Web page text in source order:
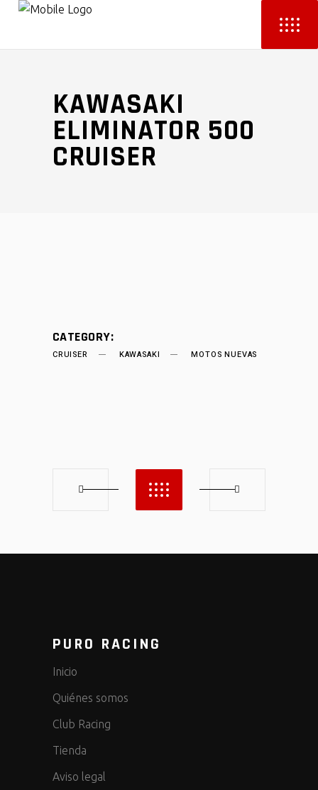
KAWASAKI
ELIMINATOR 500
CRUISER
CATEGORY:
CRUISER KAWASAKI MOTOS NUEVAS
PURO RACING
Inicio
Quiénes somos
Club Racing
Tienda
Aviso legal